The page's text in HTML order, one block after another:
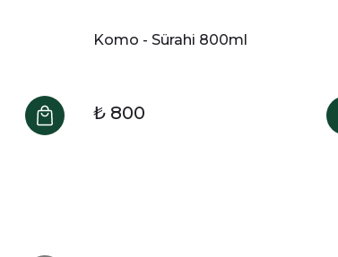
Komo - Sürahi 800ml
₺ 800